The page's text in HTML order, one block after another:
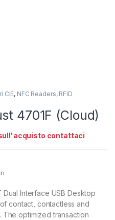
CIE, NFC Readers, RFID
4701F (Cloud)
contattaci
Dual Interface USB Desktop
contact, contactless and
optimized transaction